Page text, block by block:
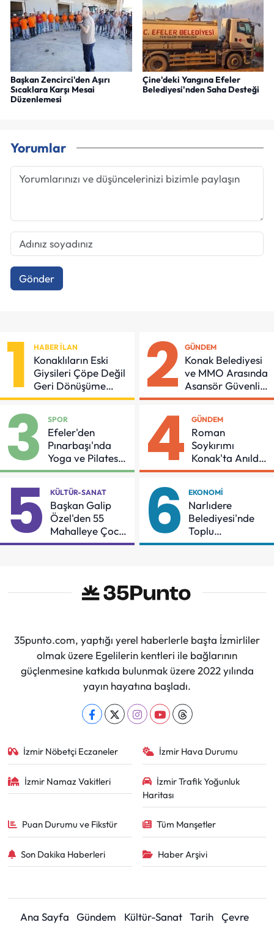
Başkan Zencirci'den Aşırı
Sıcaklara Karşı Mesai
Düzenlemesi
Çine'deki Yangına Efeler
Belediyesi'nden Saha Desteği
Yorumlar
Gönder
1 HABER İLAN
Konaklıların Eski
Giysileri Çöpe Değil
Geri Dönüşüme
Gidiyor
2 GÜNDEM
Konak Belediyesi
ve MMO Arasında
Asansör Güvenliği
İçin Önemli
3 SPOR
Efeler'den
Pınarbaşı'nda
Yoga ve Pilates
Buluşması
4 GÜNDEM
Roman
Soykırımı
Konak'ta Anıldı:
"Eşit Bir Yaşam
Sürdüreceğiz"
5 KÜLTÜR-SANAT
Başkan Galip
Özel'den 55
Mahalleye Çocuk
Şenliği
6 EKONOMI
Narlıdere
Belediyesi'nde
Toplu
Sözleşmeye
35punto.com, yaptığı yerel haberlerle başta İzmirliler
olmak üzere Egelilerin kentleri ile bağlarının
güçlenmesine katkıda bulunmak üzere 2022 yılında
yayın hayatına başladı.
İzmir Nöbetçi Eczaneler İzmir Hava Durumu
İzmir Namaz Vakitleri
İzmir Trafik Yoğunluk
Haritası
Puan Durumu ve Fikstür Tüm Manşetler
Son Dakika Haberleri Haber Arşivi
Ana Sayfa Gündem Kültür-Sanat Tarih
Çevre